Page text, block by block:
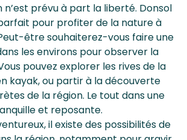
n’est prévu à part la liberté. Donsol
pour profiter de la nature à
être souhaiterez-vous faire une
les environs pour observer la
pouvez explorer les rives de la
kayak, ou partir à la découverte
de la région. Le tout dans une
et reposante.
il existe des possibilités de